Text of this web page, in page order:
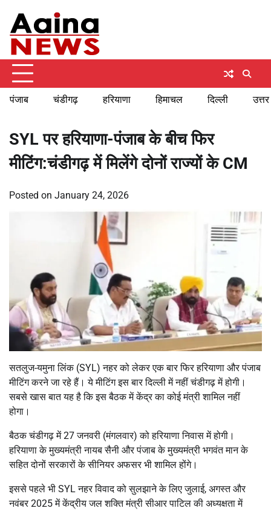
content
पंजाब चंडीगढ़ हरियाणा हिमाचल दिल्ली
SYL पर हरियाणा-पंजाब के बीच फिर
मीटिंग:चंडीगढ़ में मिलेंगे दोनों राज्यों के CM
Posted on January 24, 2026
सतलुज-यमुना लिंक (SYL) नहर को लेकर एक बार फिर हरियाणा और पंजाब
मीटिंग करने जा रहे हैं। ये मीटिंग इस बार दिल्ली में नहीं चंडीगढ़ में होगी।
सबसे खास बात यह है कि इस बैठक में केंद्र का कोई मंत्री शामिल नहीं
होगा।
बैठक चंडीगढ़ में 27 जनवरी (मंगलवार) को हरियाणा निवास में होगी।
हरियाणा के मुख्यमंत्री नायब सैनी और पंजाब के मुख्यमंत्री भगवंत मान के
सहित दोनों सरकारों के सीनियर अफसर भी शामिल होंगे।
इससे पहले भी SYL नहर विवाद को सुलझाने के लिए जुलाई, अगस्त और
नवंबर 2025 में केंद्रीय जल शक्ति मंत्री सीआर पाटिल की अध्यक्षता में